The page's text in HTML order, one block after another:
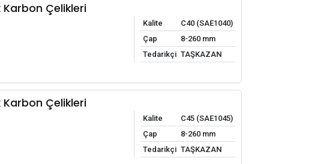
Karbon Çelikleri
Kalite
C40 (SAE1040)
Çap
8-260 mm
Tedarikçi TAŞKAZAN
Karbon Çelikleri
Kalite
C45 (SAE1045)
Çap
8-260 mm
Tedarikçi TAŞKAZAN